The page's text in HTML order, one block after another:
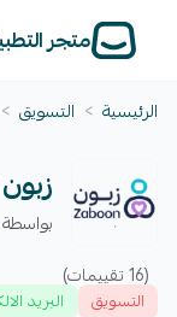
متجر
الرئيسية > التسويق >
بواسطة
(16 تقييمات)
التسويق البريد